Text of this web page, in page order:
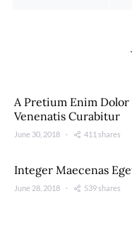
A Pretium Enim Dolor
Venenatis Curabitur
June 30, 2018 411 shares
Integer Maecenas
June 28, 2018 539 shares